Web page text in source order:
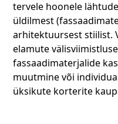
tervele hoonele
üldilmest
arhitektuursest stiilist.
elamute
fassaadimaterjalide
muutmine või
üksikute korterite